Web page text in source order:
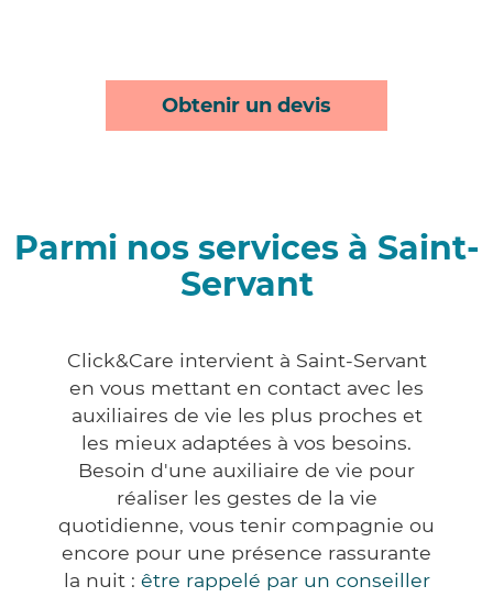
Obtenir un devis
Parmi nos services à Saint-
Servant
Click&Care intervient à Saint-Servant
en vous mettant en contact avec les
auxiliaires de vie les plus proches et
les mieux adaptées à vos besoins.
Besoin d'une auxiliaire de vie pour
réaliser les gestes de la vie
quotidienne, vous tenir compagnie ou
encore pour une présence rassurante
la nuit : être rappelé par un conseiller